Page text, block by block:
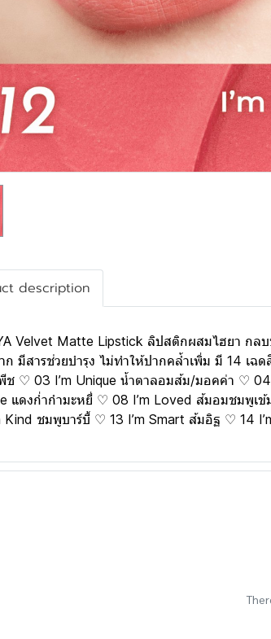
description
Velvet Matte Lipstick ลิปสติกผสมไฮยา กล
มีสารช่วยบำรุง ไม่ทำให้ปากคล้ำเพิ่ม มี 14 เ
♡ 03 I’m Unique น้ำตาลอมส้ม/มอคค่า ♡
แดงก่ำกำมะหยี่ ♡ 08 I’m Loved ส้มอมชมพู
Kind ชมพูบาร์บี้ ♡ 13 I’m Smart ส้มอิฐ ♡ 14